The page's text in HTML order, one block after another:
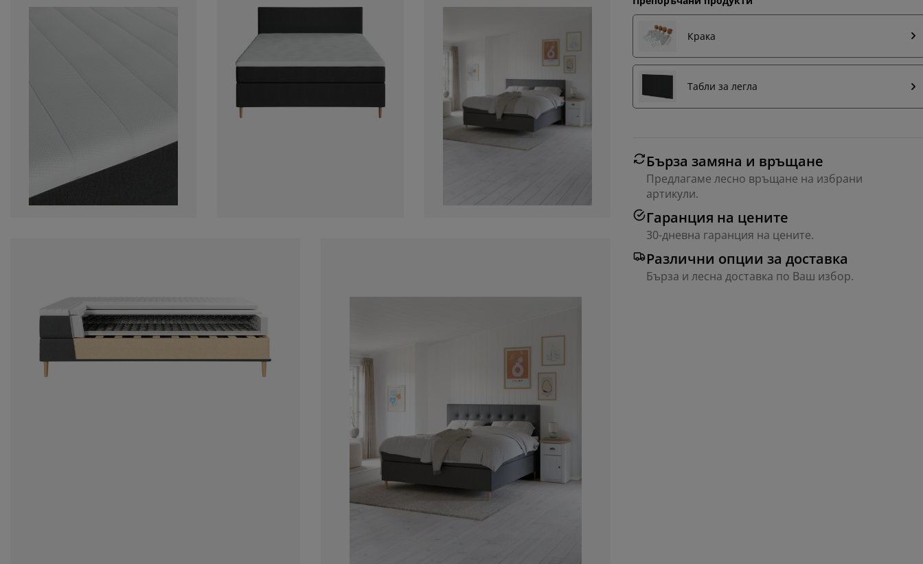
Крака
Табли за легла
Бърза замяна и връщане
Предлагаме лесно връщане на избрани
артикули.
Гаранция на цените
30-дневна гаранция на цените.
Различни опции за доставка
Бърза и лесна доставка по Ваш избор.